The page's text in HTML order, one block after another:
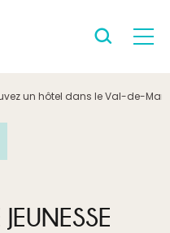
un hôtel dans le Val-de-